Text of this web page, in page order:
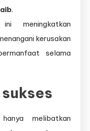
.
meningkatkan
kerusakan
selama
melibatkan